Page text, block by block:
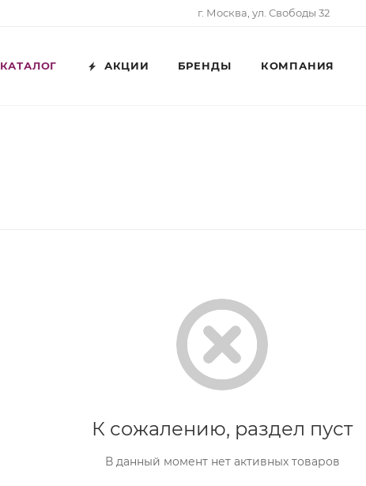
г. Москва, ул. Свободы 32
КАТАЛОГ АКЦИИ БРЕНДЫ КОМПАНИЯ
К сожалению, раздел пуст
В данный момент нет активных товаров